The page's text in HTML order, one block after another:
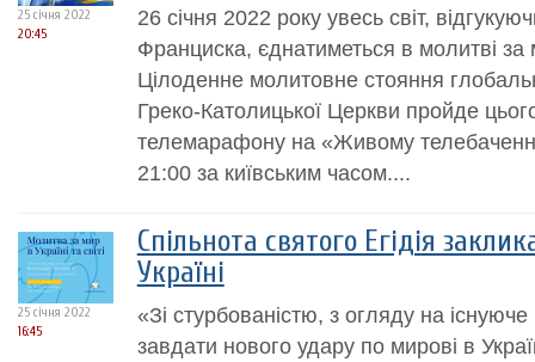
25 січня 2022
20:45
26 січня 2022 року увесь світ,
Франциска, єднатиметься в молитві за
Цілоденне молитовне стояння
Греко-Католицької Церкви пройде
телемарафону на «Живому
21:00 за київським часом....
25 січня 2022
16:45
Спільнота святого Егідія
Україні
«Зі стурбованістю, з огляду на
завдати нового удару по мирові в